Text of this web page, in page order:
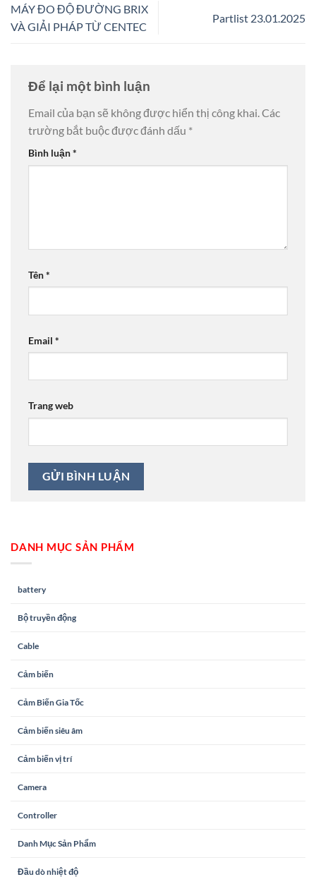
MÁY ĐO ĐỘ ĐƯỜNG BRIX
VÀ GIẢI PHÁP TỪ CENTEC
Partlist 23.01.2025
Để lại một bình luận
Email của bạn sẽ không được hiển thị công khai.Các
trường bắt buộc được đánh dấu *
Bình luận*
Tên*
Email *
Trang web
DANH MỤC SẢN PHẨM
battery
Bộ truyền động
Cable
Cảm biến
Cảm Biến Gia Tốc
Cảm biến siêu âm
Cảm biến vị trí
Camera
Controller
Danh Mục Sản Phẩm
Đầu dò nhiệt độ